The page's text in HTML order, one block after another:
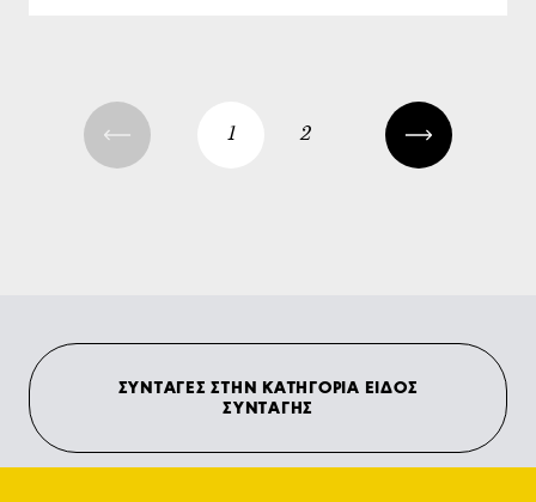
1 2
ΣΥΝΤΑΓΕΣ ΣΤΗΝ ΚΑΤΗΓΟΡΙΑ ΕΙΔΟΣ
ΣΥΝΤΑΓΗΣ